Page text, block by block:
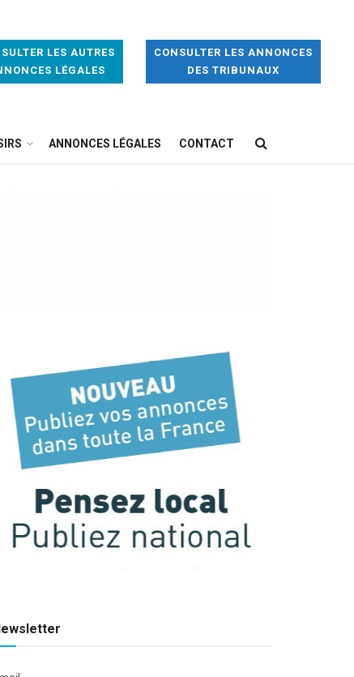
LES AUTRES
LÉGALES
CONSULTER LES ANNONCES
DES TRIBUNAUX
ANNONCES LÉGALES CONTACT